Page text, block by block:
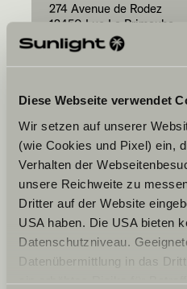
Diese Webseite verwendet
Wir setzen auf unserer
(wie Cookies und Pixel) ein,
Verhalten der
unsere Reichweite zu
Dritter auf der Website
USA haben. Die USA bieten
Datenschutzniveau.
Datenübermittlung in das
ein erhöhtes Risiko für
274 Avenue de Rodez
12450 Luc La Primaube
Ta date
Date